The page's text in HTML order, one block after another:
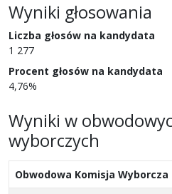
Wyniki głosowania
Liczba głosów na kandydata
1 277
Procent głosów na kandydata
4,76%
Wyniki w
wyborczych
Obwodowa Komisja Wyborcza